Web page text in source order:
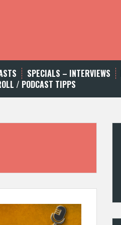
SPECIALS – INTERVIEWS
/ PODCAST TIPPS